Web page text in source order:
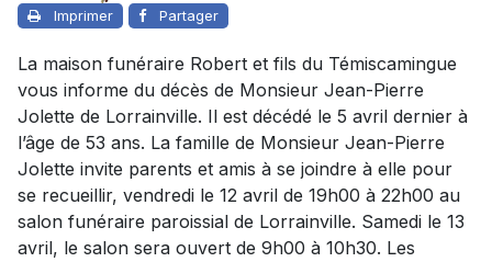
Imprimer Partager
La maison funéraire Robert et fils du Témiscamingue
vous informe du décès de Monsieur Jean-Pierre
Jolette de Lorrainville. Il est décédé le 5 avril dernier à
l’âge de 53 ans. La famille de Monsieur Jean-Pierre
Jolette invite parents et amis à se joindre à elle pour
se recueillir, vendredi le 12 avril de 19h00 à 22h00 au
salon funéraire paroissial de Lorrainville. Samedi le 13
avril, le salon sera ouvert de 9h00 à 10h30. Les